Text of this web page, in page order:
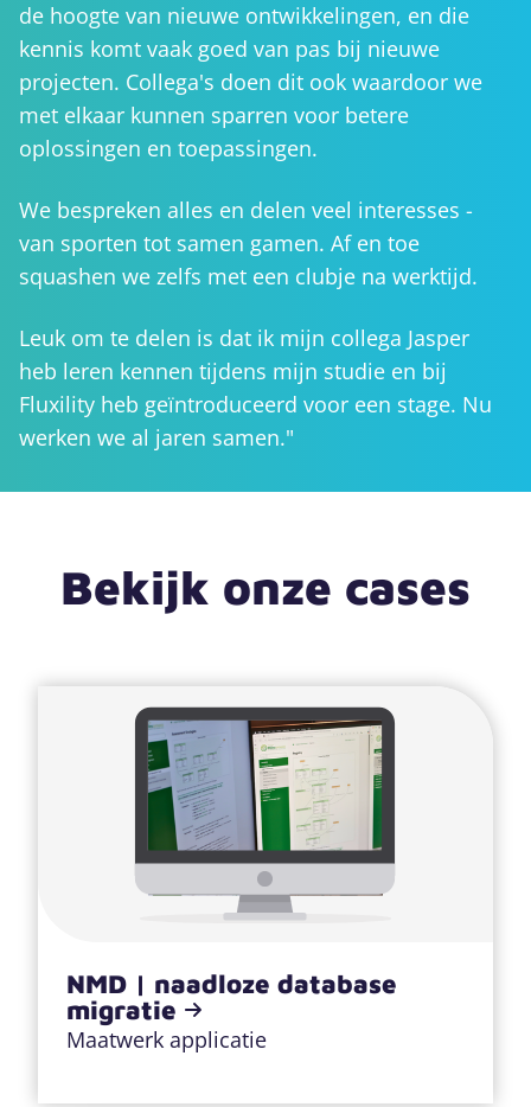
de hoogte van nieuwe ontwikkelingen, en die
kennis komt vaak goed van pas bij nieuwe
projecten. Collega's doen dit ook waardoor we
met elkaar kunnen sparren voor betere
oplossingen en toepassingen.
We bespreken alles en delen veel interesses -
van sporten tot samen gamen. Af en toe
squashen we zelfs met een clubje na werktijd.
Leuk om te delen is dat ik mijn collega Jasper
heb leren kennen tijdens mijn studie en bij
Fluxility heb geïntroduceerd voor een stage. Nu
werken we al jaren samen."
Bekijk onze cases
NMD | naadloze database
migratie
Maatwerk applicatie